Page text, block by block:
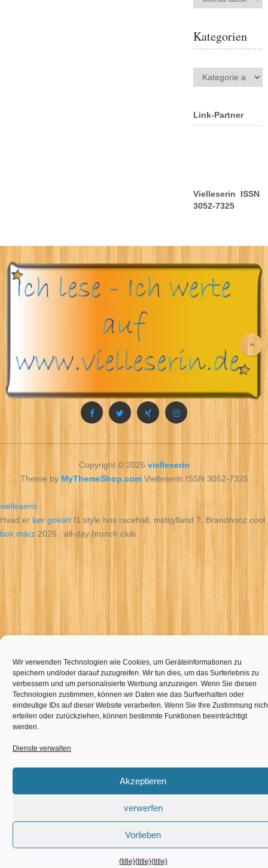
Kategorien
Kategorien
Link-Partner
Vielleserin ISSN
3052-7325
Copyright © 2026vielleserin
Theme by MyThemeShop.comVielleserin ISSN 3052-7325
vielleserin
Wir verwenden Technologien wie Cookies, um Geräteinformationen zu
speichern und/oder darauf zuzugreifen. Wir tun dies, um das Surferlebnis zu
verbessern und um personalisierte Werbung anzuzeigen. Wenn Sie diesen
Technologien zustimmen, können wir Daten wie das Surfverhalten oder
eindeutige IDs auf dieser Website verarbeiten. Wenn Sie Ihre Zustimmung
erteilen oder zurückziehen, können bestimmte Funktionen beeinträchtigt
werden.
Dienste verwalten
Akzeptieren
verwerfen
Vorlieben
{title}{title}{title}
Hvad er kør gokartf1 style hos racehall, midtjylland ?. Brandnooz cool
box märz2026 : all‑day brunch club.